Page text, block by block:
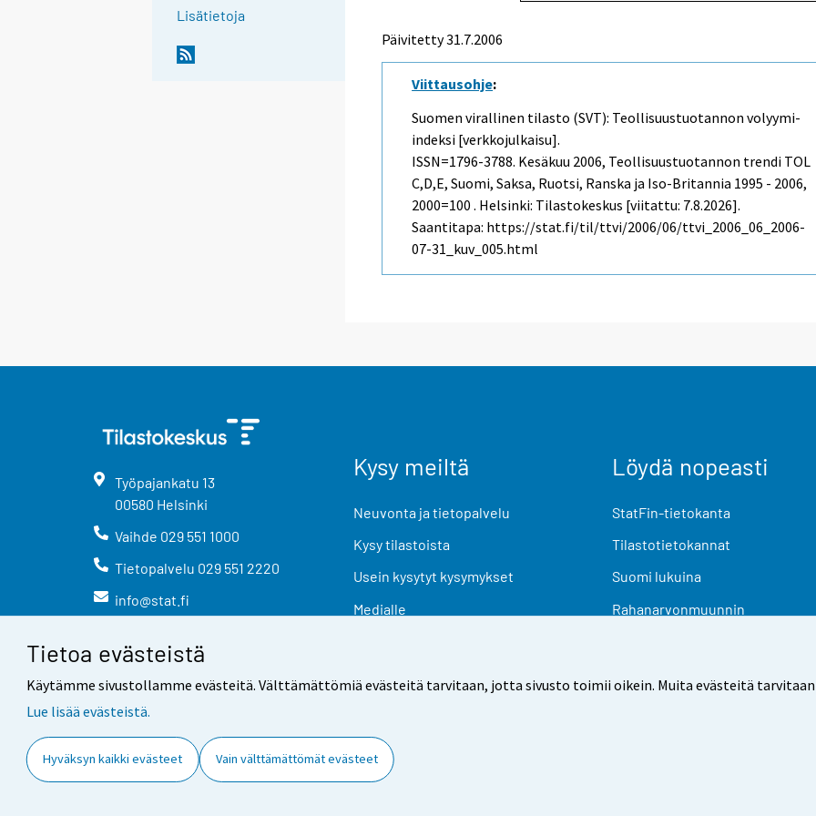
Tietoa evästeistä
Käytämme sivustollamme evästeitä. Välttämättömiä evästeitä tarvitaan, jotta sivusto toimii oikein. Muita evästeitä
Lue lisää evästeistä.
Hyväksyn kaikki evästeet Vain välttämättömät evästeet
Lisätietoja
Päivitetty31.7.2006
Viittausohje:
Suomen virallinen tilasto (SVT): Teollisuustuotannon volyymi-
indeksi [verkkojulkaisu].
ISSN=1796-3788. Kesäkuu 2006, Teollisuustuotannon trendi TOL
C,D,E, Suomi, Saksa, Ruotsi, Ranska ja Iso-Britannia 1995 - 2006,
2000=100 . Helsinki: Tilastokeskus [viitattu: 7.8.2026].
Saantitapa: https://stat.fi/til/ttvi/2006/06/ttvi_2006_06_2006-
07-31_kuv_005.html
Työpajankatu 13
00580 Helsinki
Vaihde 029 551 1000
Tietopalvelu 029 551 2220
info@stat.fi
Kysy meiltä
Neuvonta ja tietopalvelu
Kysy tilastoista
Usein kysytyt kysymykset
Medialle
Löydä nopeasti
StatFin-tietokanta
Tilastotietokannat
Suomi lukuina
Rahanarvonmuunnin
Yhteystiedot Palaute